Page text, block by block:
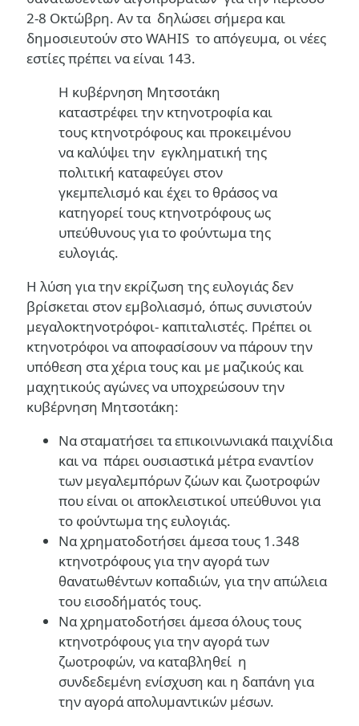
2-8 Οκτώβρη. Αν τα δηλώσει σήμερα και
δημοσιευτούν στο WAHIS το απόγευμα, οι νέες
εστίες πρέπει να είναι 143.
Η κυβέρνηση Μητσοτάκη
καταστρέφει την κτηνοτροφία και
τους κτηνοτρόφους και προκειμένου
να καλύψει την εγκληματική της
πολιτική καταφεύγει στον
γκεμπελισμό και έχει το θράσος να
κατηγορεί τους κτηνοτρόφους ως
υπεύθυνους για το φούντωμα της
ευλογιάς.
Η λύση για την εκρίζωση της ευλογιάς δεν
βρίσκεται στον εμβολιασμό, όπως συνιστούν
μεγαλοκτηνοτρόφοι- καπιταλιστές. Πρέπει οι
κτηνοτρόφοι να αποφασίσουν να πάρουν την
υπόθεση στα χέρια τους και με μαζικούς και
μαχητικούς αγώνες να υποχρεώσουν την
κυβέρνηση Μητσοτάκη:
Να σταματήσει τα επικοινωνιακά παιχνίδια
και να πάρει ουσιαστικά μέτρα εναντίον
των μεγαλεμπόρων ζώων και ζωοτροφών
που είναι οι αποκλειστικοί υπεύθυνοι για
το φούντωμα της ευλογιάς.
Να χρηματοδοτήσει άμεσα τους 1.348
κτηνοτρόφους για την αγορά των
θανατωθέντων κοπαδιών, για την απώλεια
του εισοδήματός τους.
Να χρηματοδοτήσει άμεσα όλους τους
κτηνοτρόφους για την αγορά των
ζωοτροφών, να καταβληθεί η
συνδεδεμένη ενίσχυση και η δαπάνη για
την αγορά απολυμαντικών μέσων.